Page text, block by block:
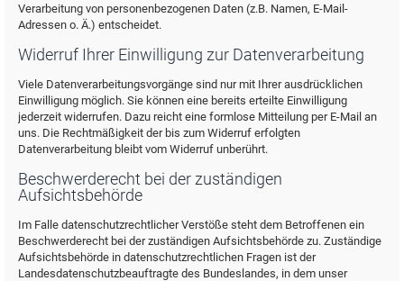
Verarbeitung von personenbezogenen Daten (z.B. Namen, E-Mail-
Adressen o. Ä.) entscheidet.
Widerruf Ihrer Einwilligung zur Datenverarbeitung
Viele Datenverarbeitungsvorgänge sind nur mit Ihrer ausdrücklichen
Einwilligung möglich. Sie können eine bereits erteilte Einwilligung
jederzeit widerrufen. Dazu reicht eine formlose Mitteilung per E-Mail an
uns. Die Rechtmäßigkeit der bis zum Widerruf erfolgten
Datenverarbeitung bleibt vom Widerruf unberührt.
Beschwerderecht bei der zuständigen
Aufsichtsbehörde
Im Falle datenschutzrechtlicher Verstöße steht dem Betroffenen ein
Beschwerderecht bei der zuständigen Aufsichtsbehörde zu. Zuständige
Aufsichtsbehörde in datenschutzrechtlichen Fragen ist der
Landesdatenschutzbeauftragte des Bundeslandes, in dem unser